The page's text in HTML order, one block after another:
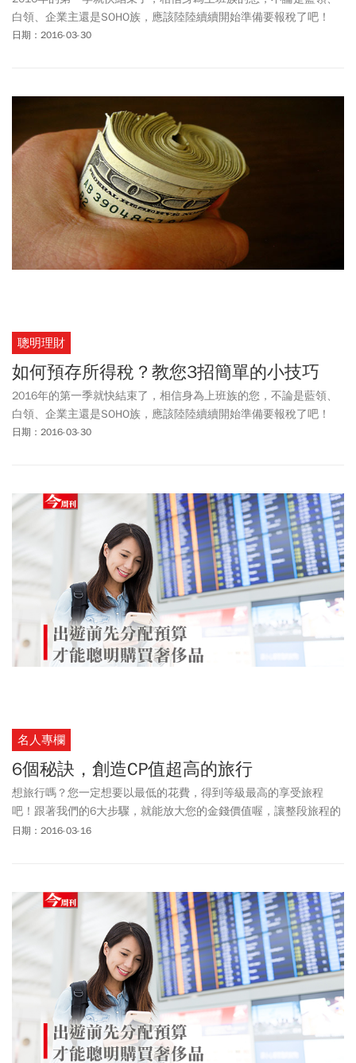
白領、企業主還是SOHO族，應該陸陸續續開始準備要報稅了吧！
日期：2016-03-30
聰明理財
如何預存所得稅？教您3招簡單的小技巧
2016年的第一季就快結束了，相信身為上班族的您，不論是藍領、
白領、企業主還是SOHO族，應該陸陸續續開始準備要報稅了吧！
日期：2016-03-30
名人專欄
6個秘訣，創造CP值超高的旅行
想旅行嗎？您一定想要以最低的花費，得到等級最高的享受旅程
吧！跟著我們的6大步驟，就能放大您的金錢價值喔，讓整段旅程的
CP值，超越實際付出的金額。
日期：2016-03-16